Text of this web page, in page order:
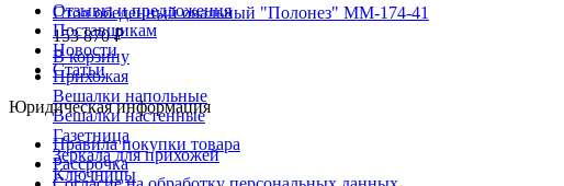
Стол обеденный овальный "Полонез" ММ-174-41
153 870 ₽
В корзину
Прихожая
Вешалки напольные
Вешалки настенные
Газетница
Зеркала для прихожей
Ключницы
Отзывы и предложения
Поставщикам
Новости
Статьи
Юридическая информация
Правила покупки товара
Рассрочка